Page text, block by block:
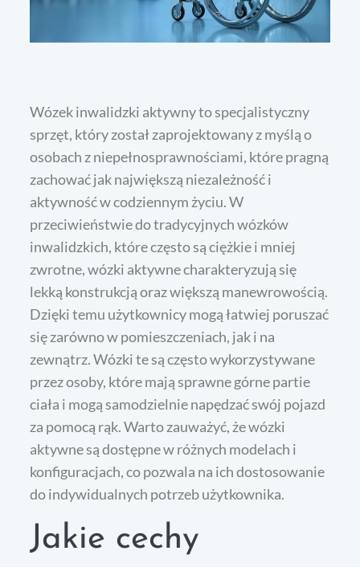
Wózek inwalidzki aktywny to specjalistyczny
sprzęt, który został zaprojektowany z myślą o
osobach z niepełnosprawnościami, które pragną
zachować jak największą niezależność i
aktywność w codziennym życiu. W
przeciwieństwie do tradycyjnych wózków
inwalidzkich, które często są ciężkie i mniej
zwrotne, wózki aktywne charakteryzują się
lekką konstrukcją oraz większą manewrowością.
Dzięki temu użytkownicy mogą łatwiej poruszać
się zarówno w pomieszczeniach, jak i na
zewnątrz. Wózki te są często wykorzystywane
przez osoby, które mają sprawne górne partie
ciała i mogą samodzielnie napędzać swój pojazd
za pomocą rąk. Warto zauważyć, że wózki
aktywne są dostępne w różnych modelach i
konfiguracjach, co pozwala na ich dostosowanie
do indywidualnych potrzeb użytkownika.
Jakie cechy